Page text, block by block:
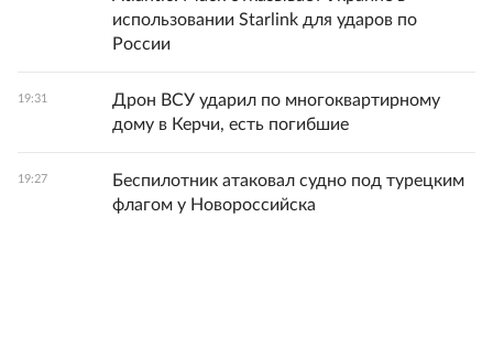
использовании Starlink для ударов по
России
19:31
Дрон ВСУ ударил по многоквартирному
дому в Керчи, есть погибшие
19:27
Беспилотник атаковал судно под турецким
флагом у Новороссийска